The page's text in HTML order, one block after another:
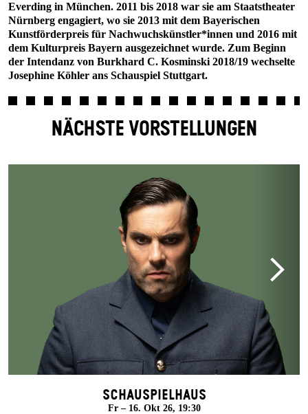
Everding in München. 2011 bis 2018 war sie am Staatstheater
Nürnberg engagiert, wo sie 2013 mit dem Bayerischen
Kunstförderpreis für Nachwuchskünstler*innen und 2016 mit
dem Kulturpreis Bayern ausgezeichnet wurde. Zum Beginn
der Intendanz von Burkhard C. Kosminski 2018/19 wechselte
Josephine Köhler ans Schauspiel Stuttgart.
NÄCHSTE VORSTELLUNGEN
Schauspielhaus
Fr – 16. Okt 26, 19:30